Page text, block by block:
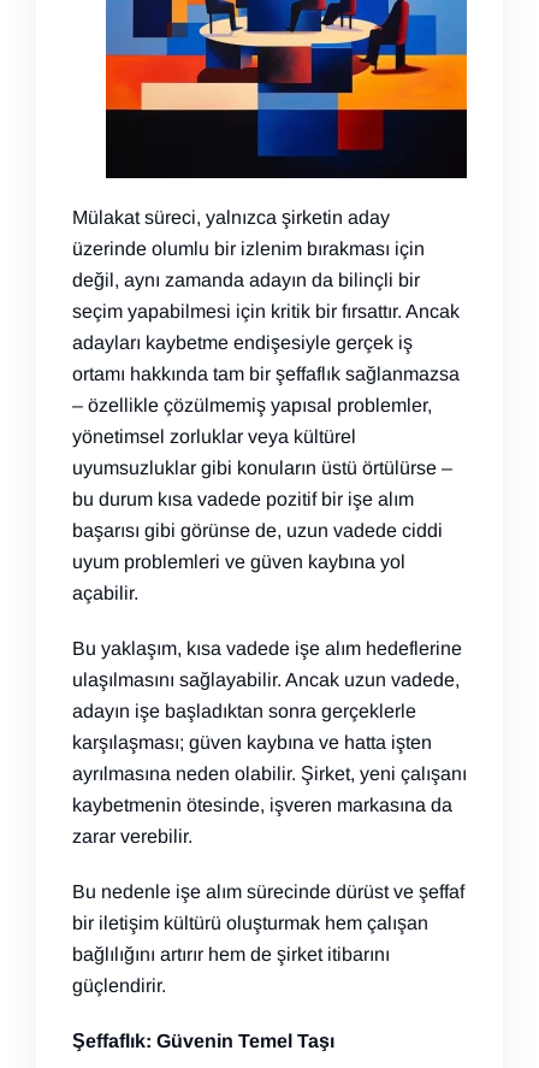
Mülakat süreci, yalnızca şirketin aday
üzerinde olumlu bir izlenim bırakması için
değil, aynı zamanda adayın da bilinçli bir
seçim yapabilmesi için kritik bir fırsattır. Ancak
adayları kaybetme endişesiyle gerçek iş
ortamı hakkında tam bir şeffaflık sağlanmazsa
– özellikle çözülmemiş yapısal problemler,
yönetimsel zorluklar veya kültürel
uyumsuzluklar gibi konuların üstü örtülürse –
bu durum kısa vadede pozitif bir işe alım
başarısı gibi görünse de, uzun vadede ciddi
uyum problemleri ve güven kaybına yol
açabilir.
Bu yaklaşım, kısa vadede işe alım hedeflerine
ulaşılmasını sağlayabilir. Ancak uzun vadede,
adayın işe başladıktan sonra gerçeklerle
karşılaşması; güven kaybına ve hatta işten
ayrılmasına neden olabilir. Şirket, yeni çalışanı
kaybetmenin ötesinde, işveren markasına da
zarar verebilir.
Bu nedenle işe alım sürecinde dürüst ve şeffaf
bir iletişim kültürü oluşturmak hem çalışan
bağlılığını artırır hem de şirket itibarını
güçlendirir.
Şeffaflık: Güvenin Temel Taşı